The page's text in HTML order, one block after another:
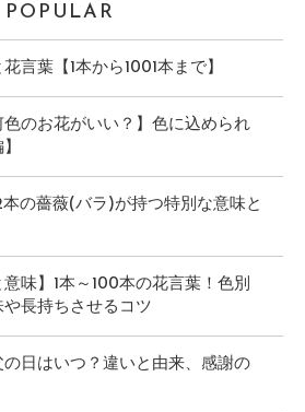
POPULAR
言葉【1本から1001本まで】
色のお花がいい？】色に込められ
本の薔薇(バラ)が持つ特別な意味と
意味】1本～100本の花言葉！色別
長持ちさせるコツ
の日はいつ？違いと由来、感謝の